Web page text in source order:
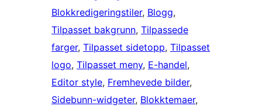
Blokkredigeringstiler, Blogg
Tilpasset bakgrunn, Tilpassede
farger, Tilpasset sidetopp, Tilpasset
logo, Tilpasset meny, E-handel
Editor style, Fremhevede bilder
Sidebunn-widgeter, Blokktemaer